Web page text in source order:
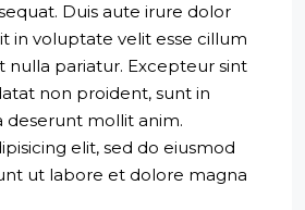
Duis aute irure dolor
in voluptate velit esse cillum
nulla pariatur. Excepteur sint
non proident, sunt in
deserunt mollit anim.
elit, sed do eiusmod
ut labore et dolore magna